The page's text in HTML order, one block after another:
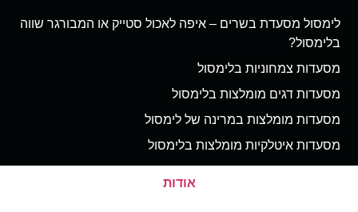
לימסול מסעדת בשרים – איפה לאכול סטייק או המבורגר שווה
בלימסול?
מסעדות צמחוניות בלימסול
מסעדות דגים מומלצות בלימסול
מסעדות מומלצות במרינה של לימסול
מסעדות איטלקיות מומלצות בלימסול
אודות